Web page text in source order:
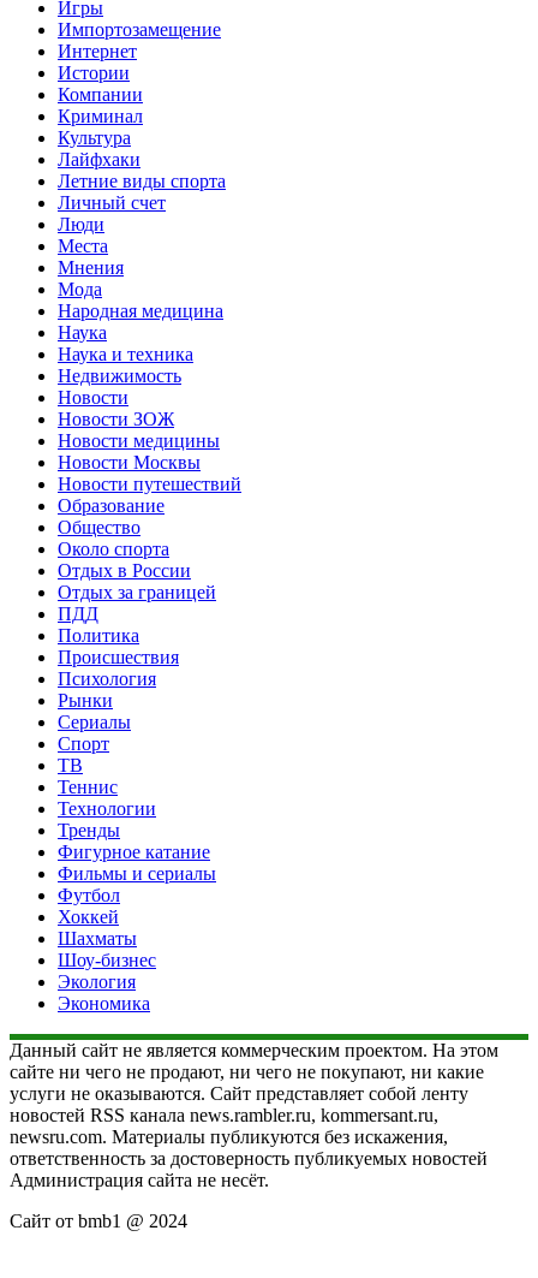
Игры
Импортозамещение
Интернет
Истории
Компании
Криминал
Культура
Лайфхаки
Летние виды спорта
Личный счет
Люди
Места
Мнения
Мода
Народная медицина
Наука
Наука и техника
Недвижимость
Новости
Новости ЗОЖ
Новости медицины
Новости Москвы
Новости путешествий
Образование
Общество
Около спорта
Отдых в России
Отдых за границей
ПДД
Политика
Происшествия
Психология
Рынки
Сериалы
Спорт
ТВ
Теннис
Технологии
Тренды
Фигурное катание
Фильмы и сериалы
Футбол
Хоккей
Шахматы
Шоу-бизнес
Экология
Экономика
Данный сайт не является коммерческим проектом. На этом
сайте ни чего не продают, ни чего не покупают, ни какие
услуги не оказываются. Сайт представляет собой ленту
новостей RSS канала news.rambler.ru, kommersant.ru,
newsru.com. Материалы публикуются без искажения,
ответственность за достоверность публикуемых новостей
Администрация сайта не несёт.
Сайт от bmb1 @ 2024